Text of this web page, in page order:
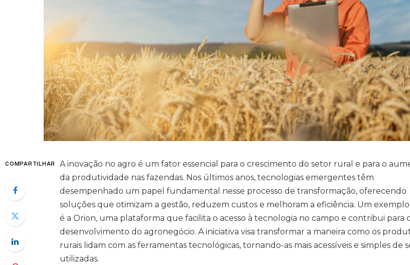
COMPARTILHAR
A inovação no agro é um fator essencial para o crescimento do setor rural e para o
da produtividade nas fazendas. Nos últimos anos, tecnologias emergentes têm
desempenhado um papel fundamental nesse processo de transformação, oferecendo
soluções que otimizam a gestão, reduzem custos e melhoram a eficiência. Um exemplo
é a Orion, uma plataforma que facilita o acesso à tecnologia no campo e contribui para
desenvolvimento do agronegócio. A iniciativa visa transformar a maneira como os
rurais lidam com as ferramentas tecnológicas, tornando-as mais acessíveis e simples de
utilizadas.